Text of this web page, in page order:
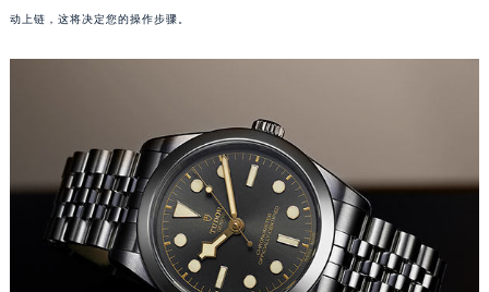
动上链，这将决定您的操作步骤。